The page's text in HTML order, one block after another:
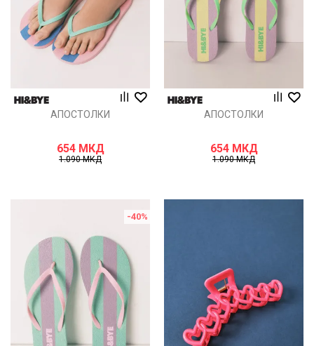
АПОСТОЛКИ
654 МКД
1.090МКД
АПОСТОЛКИ
654 МКД
1.090МКД
-40%